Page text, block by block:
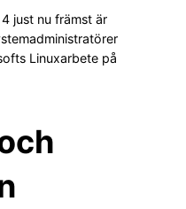
just nu främst är
Linuxarbete på